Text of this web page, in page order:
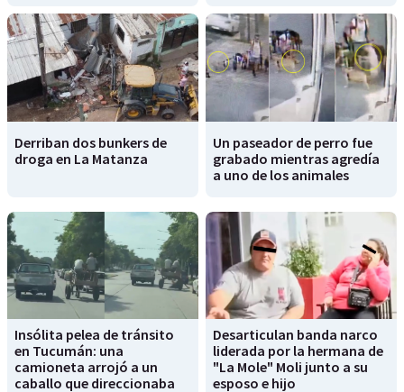
Derriban dos bunkers de
droga en La Matanza
Un paseador de perro fue
grabado mientras agredía
a uno de los animales
Insólita pelea de tránsito
en Tucumán: una
camioneta arrojó a un
caballo que direccionaba
Desarticulan banda narco
liderada por la hermana de
"La Mole" Moli junto a su
esposo e hijo